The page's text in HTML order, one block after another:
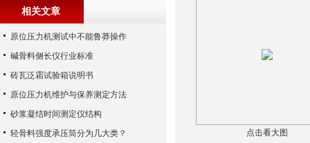
点击看大图
相关文章
原位压力机测试中不能鲁莽操作
碱骨料侧长仪行业标准
砖瓦泛霜试验箱说明书
原位压力机维护与保养测定方法
砂浆凝结时间测定仪结构
轻骨料强度承压筒分为几大类？